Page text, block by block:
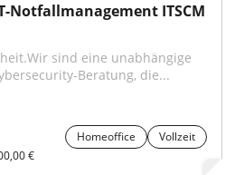
Notfallmanagement ITSCM
sind eine unabhängige
Beratung, die...
Homeoffice
Vollzeit
€